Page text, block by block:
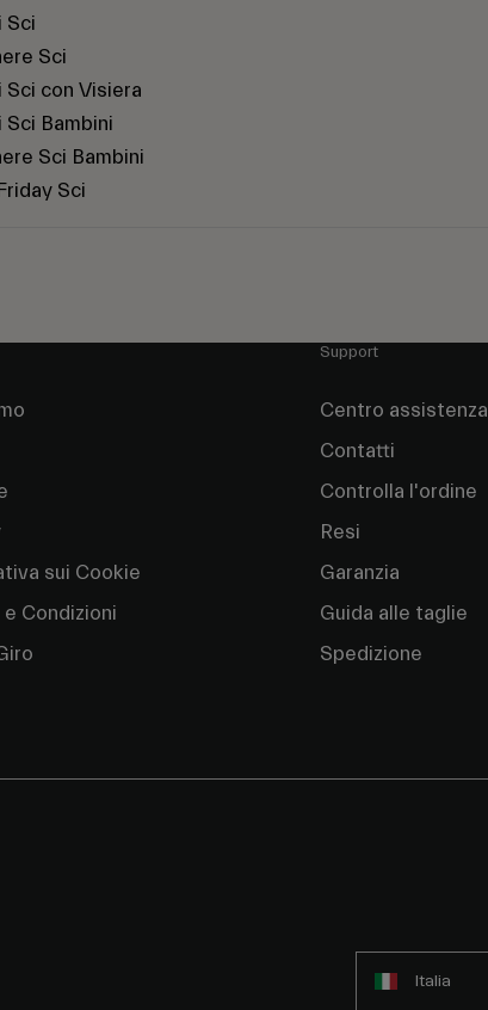
Sci
Sci
Sci con Visiera
Sci Bambini
Sci Bambini
Sci
sui Cookie
e Condizioni
Support
Centro assistenza
Contatti
Controlla l'ordine
Resi
Garanzia
Guida alle taglie
Spedizione
Italia